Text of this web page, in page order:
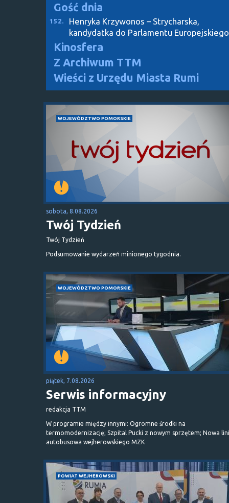
Gość dnia
152.
Henryka Krzywonos – Strycharska,
kandydatka do Parlamentu Europejskiego
Kinosfera
Z Archiwum TTM
Wieści z Urzędu Miasta Rumi
WOJEWÓDZTWO POMORSKIE
sobota, 8.08.2026
Twój Tydzień
Twój Tydzień
Podsumowanie wydarzeń minionego tygodnia.
WOJEWÓDZTWO POMORSKIE
piątek, 7.08.2026
Serwis informacyjny
redakcja TTM
W programie między innymi: Ogromne środki na
termomodernizację; Szpital Pucki z nowym sprzętem; Nowa
autobusowa wejherowskiego MZK
POWIAT WEJHEROWSKI